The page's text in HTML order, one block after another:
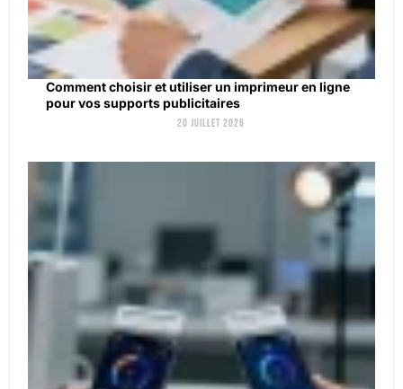
Comment choisir et utiliser un imprimeur en ligne
pour vos supports publicitaires
20 juillet 2026